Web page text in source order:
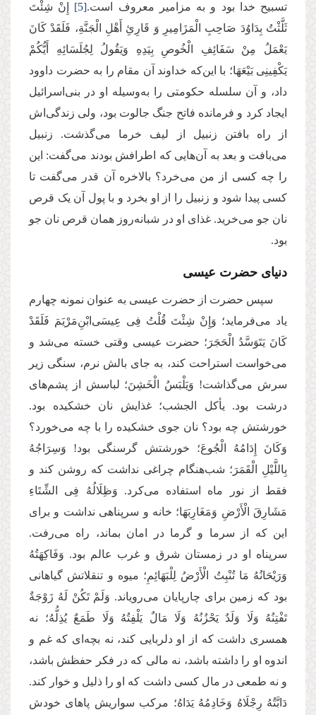
تسبیح خدا بود و به مزامیر معروف است.[5] إِنْ شِئْتَ
ثَلَّثْتُ بِدَاوُدَ ‌صَاحِبِ الْمَزَامِیرِ وَ قَارِئِ أَهْلِ الْجَنَّةِ، فَلَقَدْ كَانَ
یَعْمَلُ مِنْ سَفَائِفِ الْخُوصِ بِیَدِهِ وَیَقُولُ لِجُلَسَائِهِ أَیُّكُمْ
یَكْفِینِی بَیْعَهَا؛ با این‌که خداوند آن مقام را به حضرت داوود
داد، و آن سلسله حکومتی را به‌وسیله او در بنی‌اسرائیل
ایجاد کرد و فرمانده فاتح جنگ جالوت بود، ولی زندگی‌اش
از راه بافتن زنبیل از لیف خرما می‌گذشت. زنبیل
می‌بافت و بعد به آن‌هایی که اطرافش بودند می‌گفت: این
را چه کسی از من می‌خرد؟ بالاخره آن قدر می‌گفت تا
کسی پیدا شود و زنبیل را از او بخرد و با پول آن یک قرص
نان جو می‌خرید. غذای او در شبانه‌‌روز همان قرص نان جو
بود.
دنیای حضرت عیسی
سپس حضرت از حضرت عیسی به عنوان نمونه چهارم
یاد می‌فرماید؛ وَإِنْ شِئْتَ قُلْتُ فِی عِیسَى‌ابْنِ‌مَرْیَمَ فَلَقَدْ
كَانَ یَتَوَسَّدُ الْحَجَرَ؛ حضرت عیسی وقتی خسته می‌شد و
می‌خواست استراحت کند، به جای بالش نرم، سنگی زیر
سرش می‌گذاشت! وَیَلْبَسُ الْخَشِنَ؛ لباسش از پشم‌های
درشت بود. یأکل الجشب؛ غذایش نان خشکیده بود.
خورشتش چه بود؟ نان جوی خشکیده را با چه می‌خورد؟
وَكَانَ إِدَامُهُ الْجُوعَ؛ خورشتش گرسنگی بود! وَسِرَاجُهُ
بِاللَّیْلِ الْقَمَرَ؛ شب‌هنگام چراغی نداشت که روشن کند و
فقط از نور ماه استفاده می‌کرد. وَظِلَالُهُ فِی الشِّتَاءِ
مَشَارِقَ الْأَرْضِ وَمَغَارِبَهَا؛ خانه و سرپناهی نداشت و برای
این که از سرما و گرما در امان بماند، راه می‌رفت.
سرپناه او در زمستان شرق و غرب عالم بود. وَفَاكِهَتُهُ
وَرَیْحَانُهُ مَا تُنْبِتُ الْأَرْضُ لِلْبَهَائِمِ؛ میوه و تنقلاتش گیاهانی
بود که زمین برای چارپایان می‌رویاند. وَلَمْ تَكُنْ لَهُ زَوْجَةٌ
تَفْتِنُهُ وَلَا وَلَدٌ یَحْزُنُهُ وَلَا مَالٌ یَلْفِتُهُ وَلَا طَمَعٌ یُذِلُّهُ؛ نه
همسری داشت که از او دلربایی کند، نه بچه‌ای که غم و
اندوه او را داشته باشد، نه مالی که در فکر حفظش باشد،
و نه طمعی در مال کسی داشت که او را ذلیل و خوار کند.
دَابَّتُهُ رِجْلَاهُ وَخَادِمُهُ یَدَاهُ؛ مرکب سواریش پاهای خودش